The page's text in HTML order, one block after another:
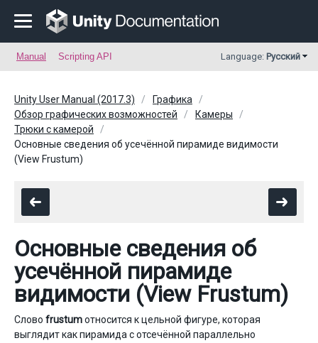
Manual Scripting API Language: Русский
Unity User Manual (2017.3)
Графика
Обзор графических возможностей
Камеры
Трюки с камерой
Основные сведения об усечённой пирамиде видимости
(View Frustum)
Основные сведения об
усечённой пирамиде
видимости (View Frustum)
Слово frustumотносится к цельной фигуре, которая
выглядит как пирамида с отсечённой параллельно